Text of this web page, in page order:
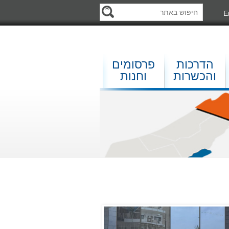
הדרכות
והכשרות
פרסומים
וחנות